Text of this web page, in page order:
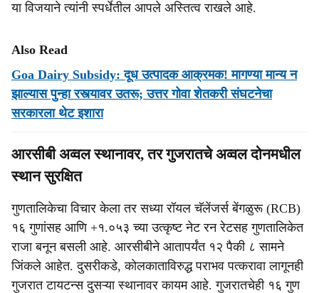
या विजयाने त्यांनी स्पर्धेतील आपले अस्तित्व राखले आहे.
Also Read
Goa Dairy Subsidy: दूध उत्पादक आक्रमक! मागण्या मान्य न
झाल्यास पुन्हा रस्त्यावर उतरू; उत्तर गोवा शेतकरी संघटनेचा
सरकारला थेट इशारा
आरसीबी अव्वल स्थानावर, तर गुजरातचे अव्वल दोनमधील
स्थान सुरक्षित
गुणतालिकेचा विचार केला तर सध्या रॉयल चॅलेंजर्स बेंगळुरू (RCB)
१६ गुणांसह आणि +१.०५३ च्या उत्कृष्ट नेट रन रेटसह गुणतालिकेत
राजा बनून बसली आहे. आरसीबीने आतापर्यंत १२ पैकी ८ सामने
जिंकले आहेत. दुसरीकडे, कोलकाताविरुद्ध पराभव पत्करावा लागूनही
गुजरात टायटन्स दुसऱ्या स्थानावर कायम आहे. गुजरातचेही १६ गुण